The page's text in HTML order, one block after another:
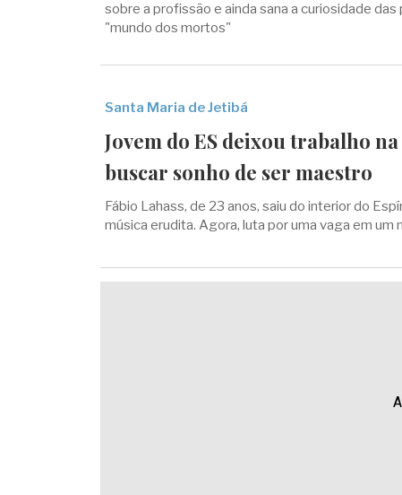
sobre a profissão e ainda sana a curiosidade
"mundo dos mortos"
Santa Maria de Jetibá
Jovem do ES deixou trabalho
buscar sonho de ser maestro
Fábio Lahass, de 23 anos, saiu do interior do
música erudita. Agora, luta por uma vaga em um